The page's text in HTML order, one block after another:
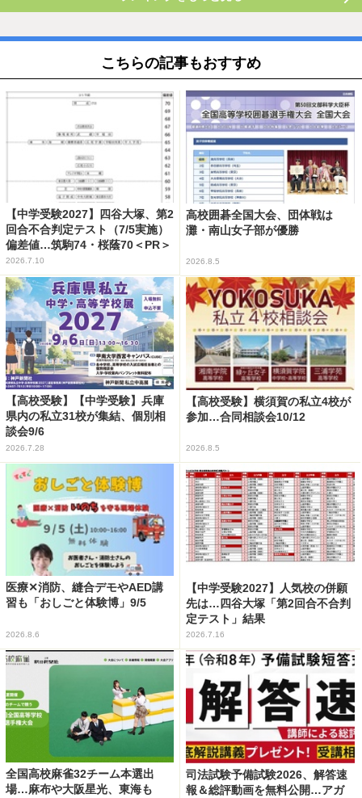
こちらの記事もおすすめ
【中学受験2027】四谷大塚、第2
回合不合判定テスト（7/5実施）
偏差値…筑駒74・桜蔭70＜PR＞
2026.7.10
高校囲碁全国大会、団体戦は
灘・南山女子部が優勝
2026.8.5
【高校受験】【中学受験】兵庫
県内の私立31校が集結、個別相
談会9/6
2026.7.28
【高校受験】横須賀の私立4校が
参加…合同相談会10/12
2026.8.5
医療✕消防、縫合デモやAED講
習も「おしごと体験博」9/5
2026.8.6
【中学受験2027】人気校の併願
先は…四谷大塚「第2回合不合判
定テスト」結果
2026.7.16
全国高校麻雀32チーム本選出
場…麻布や大阪星光、東海も
司法試験予備試験2026、解答速
報＆総評動画を無料公開…アガ